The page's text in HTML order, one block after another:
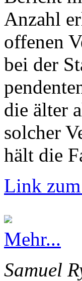
Anzahl
offenen
bei der
die älter
solcher
hält die
Link
Mehr...
Samuel